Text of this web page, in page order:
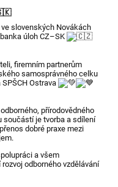
slovenských Novákách
úloh CZ–SK
firemním partnerům
samosprávného celku
Ostrava
přírodovědného
součástí je tvorba a sdílení
dobré praxe mezi
a všem
odborného vzdělávání